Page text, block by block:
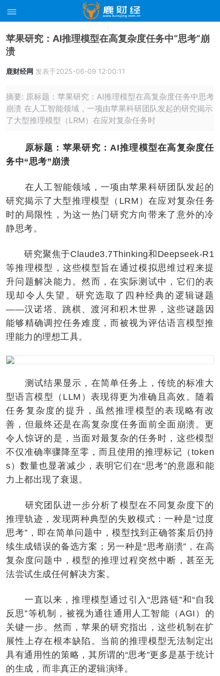
苹果研究：AI推理模型在高复杂度任务中“思考”崩
溃
鹿财经网 发表于2025-06-09 12:00:11
摘要: 原标题：苹果研究：AI推理模型在高复杂度任务中思考
崩溃 在人工智能领域，一项由苹果科研团队发起的研究揭示
了大型推理模型（LRM）在应对复杂任务时
原标题：苹果研究：AI推理模型在高复杂度任
务中“思考”崩溃
在人工智能领域，一项由苹果科研团队发起的
研究揭示了大型推理模型（LRM）在应对复杂任务
时的局限性，为这一热门研究方向带来了意外的冷
静思考。
研究聚焦于Claude3.7Thinking和Deepseek-R1
等推理模型，这些模型旨在通过模拟思维过程来提
升问题解决能力。然而，在实际测试中，它们的表
现却令人失望。研究选取了四种经典的逻辑谜题
——汉诺塔、跳棋、渡河和积木世界，这些谜题因
能够精确调控任务难度，而被视为评估语言模型推
理能力的理想工具。
测试结果显示，在简单任务上，传统的标准大
型语言模型（LLM）表现得更为准确且高效。随着
任务复杂度的提升，虽然推理模型的表现略有改
善，但最终还是在高复杂度任务面前全面崩溃。更
令人惊讶的是，当面对最复杂的任务时，这些模型
不仅准确率骤降至零，而且使用的推理标记（token
s）数量也显著减少，表明它们在“思考”的意愿和能
力上都出现了衰退。
研究团队进一步分析了模型在不同复杂度下的
推理轨迹，发现两种典型的失败模式：一种是“过度
思考”，即在简单问题中，模型找到正确答案后仍持
续生成错误的备选方案；另一种是“思考崩溃”，在高
复杂度问题中，模型的推理过程突然中断，甚至无
法尝试生成任何解决方案。
一直以来，推理模型通过引入“思路链”和“自我
反思”等机制，被视为通往通用人工智能（AGI）的
关键一步。然而，苹果的研究指出，这些机制在扩
展性上存在根本缺陷。当前的推理模型无法制定出
具有通用性的策略，其所谓的“思考”更多是基于统计
的生成，而非真正的逻辑演绎。